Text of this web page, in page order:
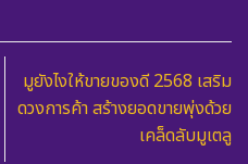
มูยังไงให้ขายของดี 2568 เสริม
ดวงการค้า สร้างยอดขายพุ่งด้วย
เคล็ดลับมูเตลู